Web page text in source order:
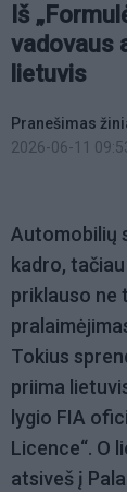
Iš
vadovaus
lietuvis
Pranešimas
2026-06-11
Automobilių
kadro,
priklauso ne
Tokius
priima
lygio FIA
Licence“. O
atsiveš į